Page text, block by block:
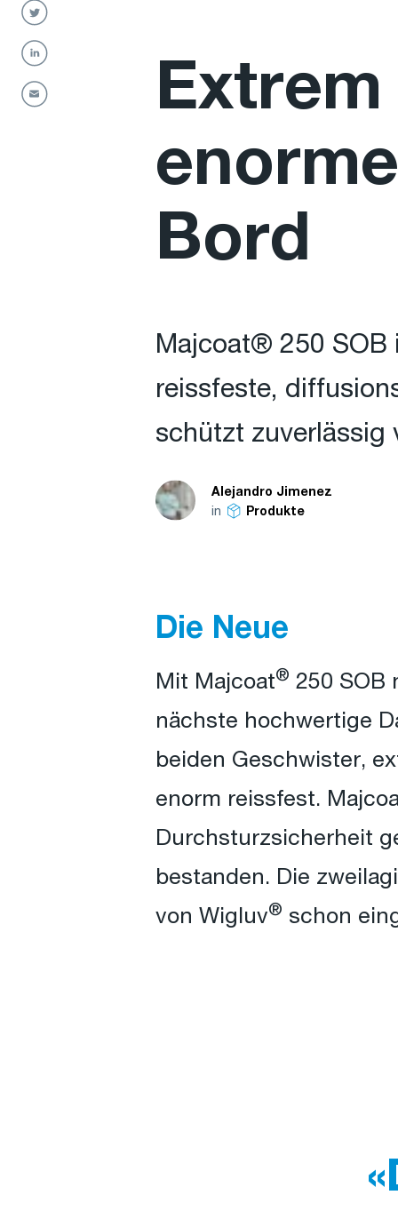
Bord
Majcoat® 250 SOB
reissfeste,
schützt zuverlässig
Alejandro Jimenez
in Produkte
Die Neue
Mit Majcoat® 250 SOB
nächste hochwertige
beiden Geschwister,
enorm reissfest.
Durchsturzsicherheit
bestanden. Die
von Wigluv® schon